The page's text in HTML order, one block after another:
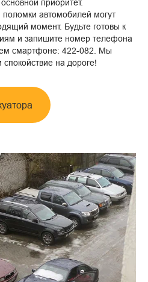
приоритет.
автомобилей могут
момент. Будьте готовы к
и запишите номер телефона
смартфоне: 422-082. Мы
на дороге!